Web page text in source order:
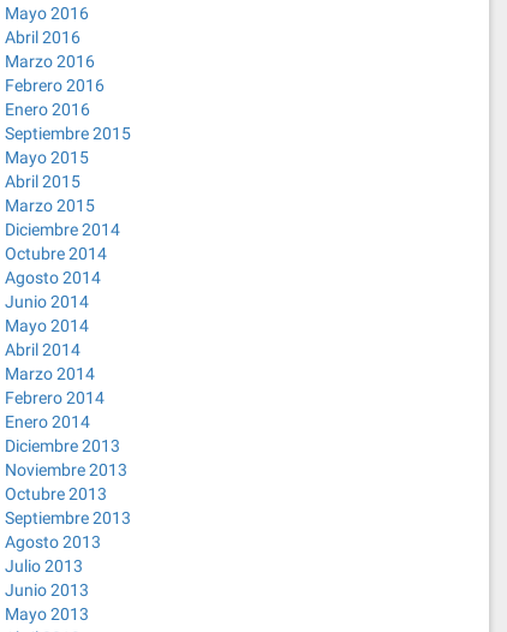
Mayo 2016
Abril 2016
Marzo 2016
Febrero 2016
Enero 2016
Septiembre 2015
Mayo 2015
Abril 2015
Marzo 2015
Diciembre 2014
Octubre 2014
Agosto 2014
Junio 2014
Mayo 2014
Abril 2014
Marzo 2014
Febrero 2014
Enero 2014
Diciembre 2013
Noviembre 2013
Octubre 2013
Septiembre 2013
Agosto 2013
Julio 2013
Junio 2013
Mayo 2013